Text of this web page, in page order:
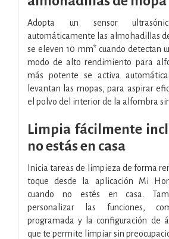
Adopta un sensor
automáticamente las almohadillas
se eleven 10 mm* cuando detectan
modo de alto rendimiento para
más potente se activa
levantan las mopas, para aspirar
el polvo del interior de la alfombra
Limpia fácilmente
no estás en casa
Inicia tareas de limpieza de forma
toque desde la aplicación Mi
cuando no estés en casa.
personalizar las funciones,
programada y la configuración de
que te permite limpiar sin